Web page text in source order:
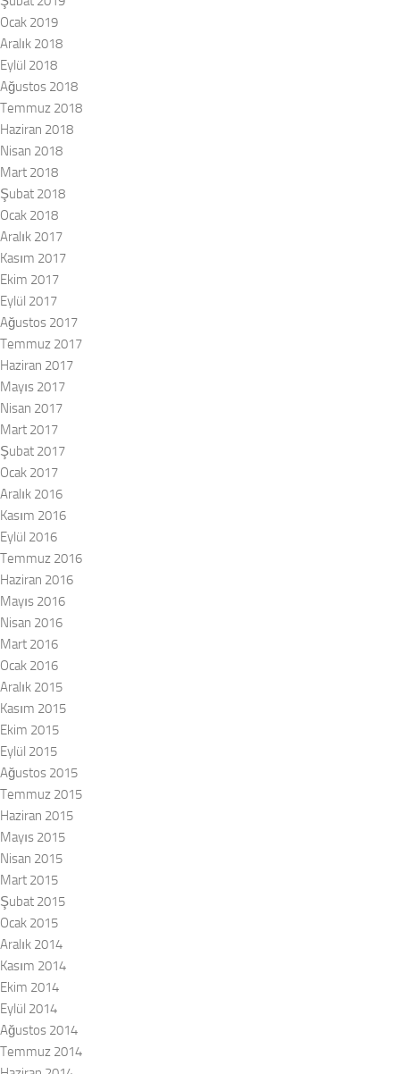
Ocak 2019
Aralık 2018
Eylül 2018
Ağustos 2018
Temmuz 2018
Haziran 2018
Nisan 2018
Mart 2018
Şubat 2018
Ocak 2018
Aralık 2017
Kasım 2017
Ekim 2017
Eylül 2017
Ağustos 2017
Temmuz 2017
Haziran 2017
Mayıs 2017
Nisan 2017
Mart 2017
Şubat 2017
Ocak 2017
Aralık 2016
Kasım 2016
Eylül 2016
Temmuz 2016
Haziran 2016
Mayıs 2016
Nisan 2016
Mart 2016
Ocak 2016
Aralık 2015
Kasım 2015
Ekim 2015
Eylül 2015
Ağustos 2015
Temmuz 2015
Haziran 2015
Mayıs 2015
Nisan 2015
Mart 2015
Şubat 2015
Ocak 2015
Aralık 2014
Kasım 2014
Ekim 2014
Eylül 2014
Ağustos 2014
Temmuz 2014